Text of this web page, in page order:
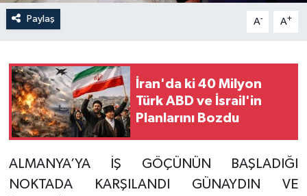
Paylaş A- A+
İran'da ki 40 Milyon
Türk ABD ve İsrail'in
Planlarını Bozdu
ALMANYA’YA İŞ GÖÇÜNÜN BAŞLADIĞI
NOKTADA KARŞILANDI GÜNAYDIN VE